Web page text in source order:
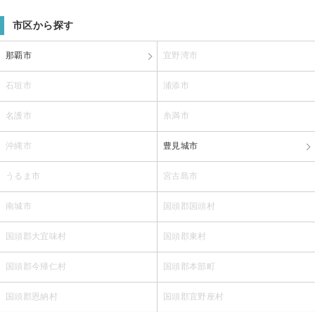
市区から探す
那覇市 宜野湾市
石垣市 浦添市
名護市 糸満市
沖縄市 豊見城市
うるま市 宮古島市
南城市 国頭郡国頭村
国頭郡大宜味村 国頭郡東村
国頭郡今帰仁村 国頭郡本部町
国頭郡恩納村 国頭郡宜野座村